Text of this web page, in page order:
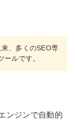
、多くのSEO専
ルです。
ンジンで自動的